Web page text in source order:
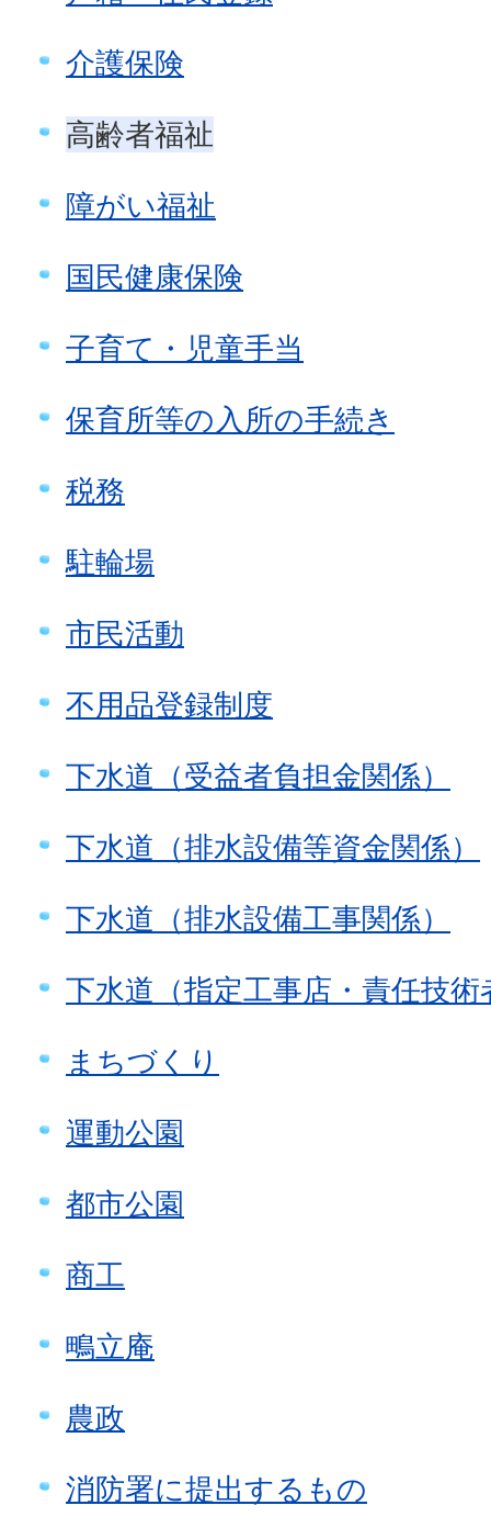
介護保険
高齢者福祉
障がい福祉
国民健康保険
子育て・児童手当
保育所等の入所の手続き
税務
駐輪場
市民活動
不用品登録制度
下水道（受益者負担金関係）
下水道（排水設備等資金関係）
下水道（排水設備工事関係）
下水道（指定工事店・責任技術
まちづくり
運動公園
都市公園
商工
鴫立庵
農政
消防署に提出するもの